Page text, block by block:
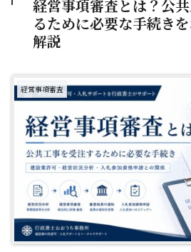
経営事項審査とは？公
るために必要な手続き
解説
経営事項審査